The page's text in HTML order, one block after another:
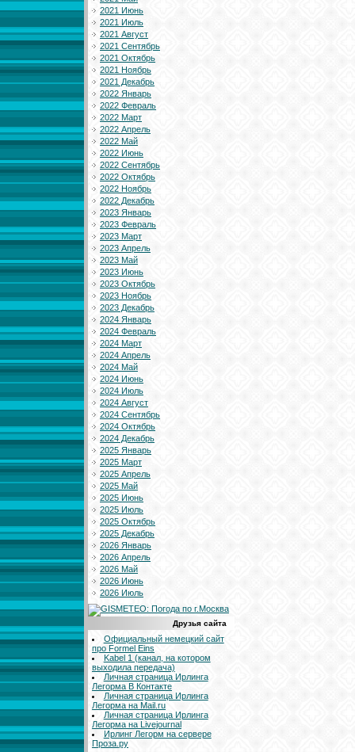
2021 Июнь
2021 Июль
2021 Август
2021 Сентябрь
2021 Октябрь
2021 Ноябрь
2021 Декабрь
2022 Январь
2022 Февраль
2022 Март
2022 Апрель
2022 Май
2022 Июнь
2022 Сентябрь
2022 Октябрь
2022 Ноябрь
2022 Декабрь
2023 Январь
2023 Февраль
2023 Март
2023 Апрель
2023 Май
2023 Июнь
2023 Октябрь
2023 Ноябрь
2023 Декабрь
2024 Январь
2024 Февраль
2024 Март
2024 Апрель
2024 Май
2024 Июнь
2024 Июль
2024 Август
2024 Сентябрь
2024 Октябрь
2024 Декабрь
2025 Январь
2025 Март
2025 Апрель
2025 Май
2025 Июнь
2025 Июль
2025 Октябрь
2025 Декабрь
2026 Январь
2026 Апрель
2026 Май
2026 Июнь
2026 Июль
Друзья сайта
Официальный немецкий сайт
про Formel Eins
Kabel 1 (канал, на котором
выходила передача)
Личная страница Ирлинга
Легорма В Контакте
Личная страница Ирлинга
Легорма на Mail.ru
Личная страница Ирлинга
Легорма на Livejournal
Ирлинг Легорм на сервере
Проза.ру